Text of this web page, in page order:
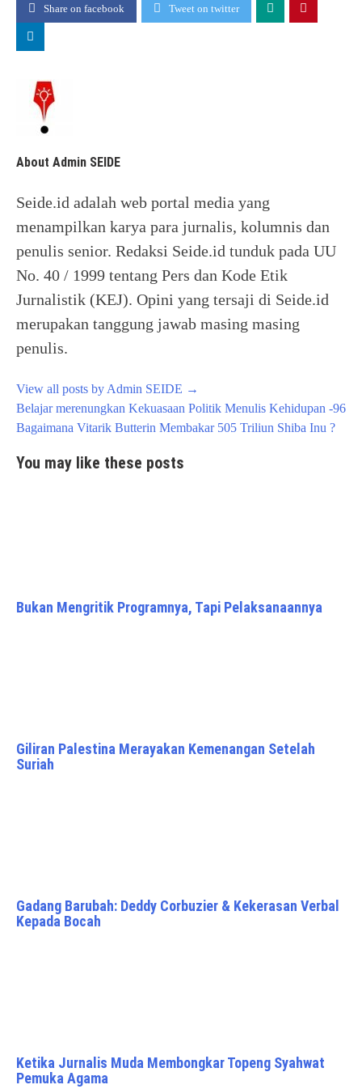
Share on facebook Tweet on twitter
About Admin SEIDE
Seide.id adalah web portal media yang
menampilkan karya para jurnalis, kolumnis dan
penulis senior. Redaksi Seide.id tunduk pada UU
No. 40 / 1999 tentang Pers dan Kode Etik
Jurnalistik (KEJ). Opini yang tersaji di Seide.id
merupakan tanggung jawab masing masing
penulis.
View all posts by Admin SEIDE →
Post
navigation
Belajar merenungkan Kekuasaan Politik Menulis Kehidupan -96
Bagaimana Vitarik Butterin Membakar 505 Triliun Shiba Inu ?
You may like these posts
Bukan Mengritik Programnya, Tapi Pelaksanaannya
Giliran Palestina Merayakan Kemenangan Setelah
Suriah
Gadang Barubah: Deddy Corbuzier & Kekerasan Verbal
Kepada Bocah
Ketika Jurnalis Muda Membongkar Topeng Syahwat
Pemuka Agama